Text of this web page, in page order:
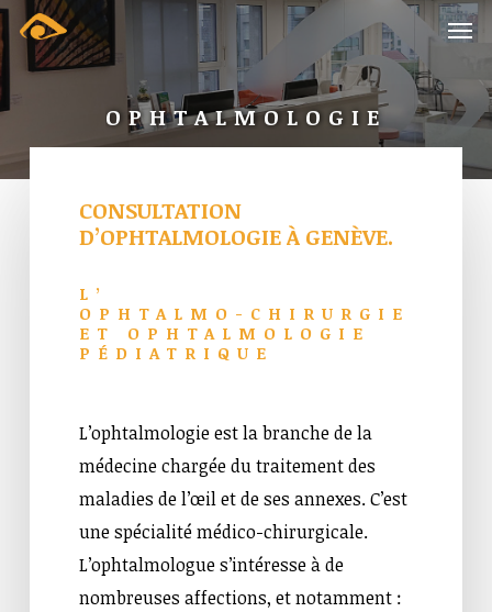
Skip
to
main
content
Menu
OPHTALMOLOGIE
CONSULTATION
D’OPHTALMOLOGIEÀ GENÈVE.
L’
OPHTALMO-CHIRURGIE
ET
OPHTALMOLOGIE
PÉDIATRIQUE
L’ophtalmologie est la branche de la
médecine chargée du traitement des
maladies de l’œil et de ses annexes. C’est
une spécialité médico-chirurgicale.
L’ophtalmologue s’intéresse à de
nombreuses affections, et notamment :
Menu